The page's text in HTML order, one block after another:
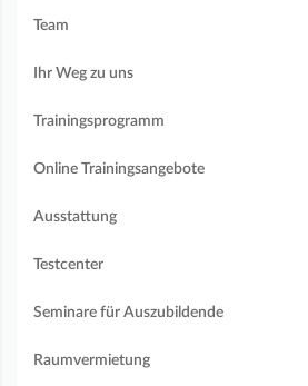
Team
Ihr Weg zu uns
Trainingsprogramm
Online Trainingsangebote
Ausstattung
Testcenter
Seminare für Auszubildende
Raumvermietung